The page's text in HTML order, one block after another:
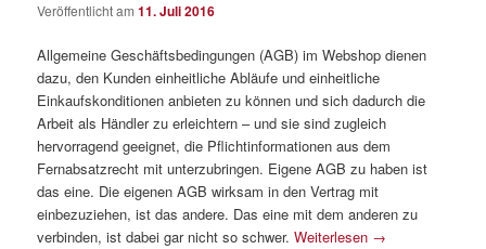
Veröffentlicht am11. Juli 2016
Allgemeine Geschäftsbedingungen (AGB) im Webshop dienen
dazu, den Kunden einheitliche Abläufe und einheitliche
Einkaufskonditionen anbieten zu können und sich dadurch die
Arbeit als Händler zu erleichtern – und sie sind zugleich
hervorragend geeignet, die Pflichtinformationen aus dem
Fernabsatzrecht mit unterzubringen. Eigene AGB zu haben ist
das eine. Die eigenen AGB wirksam in den Vertrag mit
einbezuziehen, ist das andere. Das eine mit dem anderen zu
verbinden, ist dabei gar nicht so schwer.Weiterlesen →